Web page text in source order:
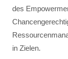
des
in Zielen.